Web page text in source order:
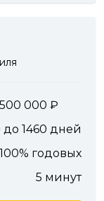
000
до 1460 дней
годовых
5 минут